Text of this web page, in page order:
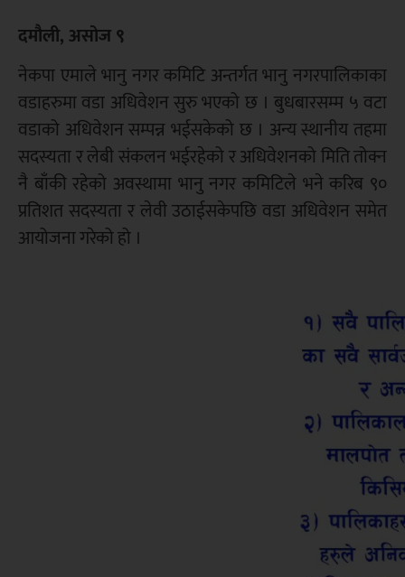
दमौली, असोज ९
नेकपा एमाले भानु नगर कमिटि अन्तर्गत भानु नगरपालिकाका
वडाहरुमा वडा अधिवेशन सुरु भएको छ । बुधबारसम्म ५ वटा
वडाको अधिवेशन सम्पन्न भईसकेको छ । अन्य स्थानीय तहमा
सदस्यता र लेबी संकलन भईरहेको र अधिवेशनको मिति तोक्न
नै बाँकी रहेको अवस्थामा भानु नगर कमिटिले भने करिब ९०
प्रतिशत सदस्यता र लेवी उठाईसकेपछि वडा अधिवेशन समेत
आयोजना गरेको हो ।